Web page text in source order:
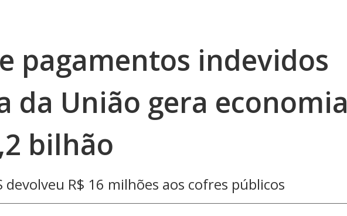
pagamentos indevidos
da União gera economia
bilhão
devolveu R$ 16 milhões aos cofres públicos